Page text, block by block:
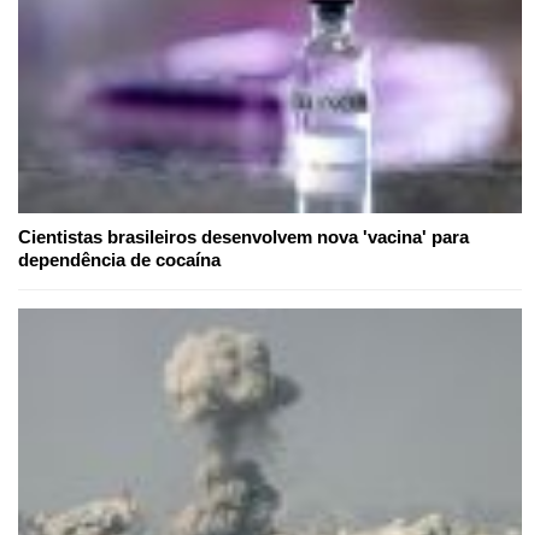
Cientistas brasileiros desenvolvem nova 'vacina' para
dependência de cocaína